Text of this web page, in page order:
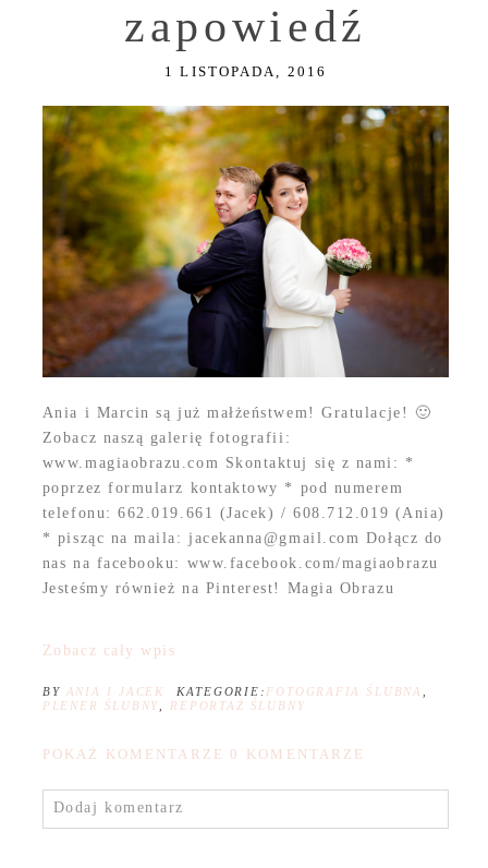
zapowiedź
1 LISTOPADA, 2016
Ania i Marcin są już małżeństwem! Gratulacje! 🙂
Zobacz naszą galerię fotografii:
www.magiaobrazu.com Skontaktuj się z nami: *
poprzez formularz kontaktowy * pod numerem
telefonu: 662.019.661 (Jacek) / 608.712.019 (Ania)
* pisząc na maila: jacekanna@gmail.com Dołącz do
nas na facebooku: www.facebook.com/magiaobrazu
Jesteśmy również na Pinterest! Magia Obrazu
Zobacz cały wpis
BY ANIA I JACEK KATEGORIE: FOTOGRAFIA ŚLUBNA
PLENER ŚLUBNY
REPORTAŻ ŚLUBNY
POKAŻ KOMENTARZE 0 KOMENTARZE
Dodaj komentarz